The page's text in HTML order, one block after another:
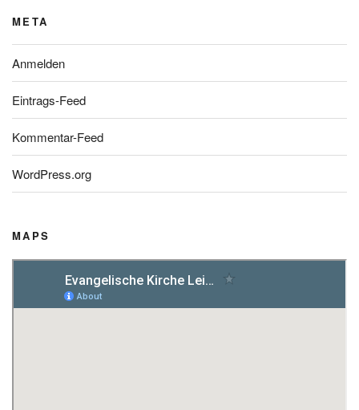
META
Anmelden
Eintrags-Feed
Kommentar-Feed
WordPress.org
MAPS